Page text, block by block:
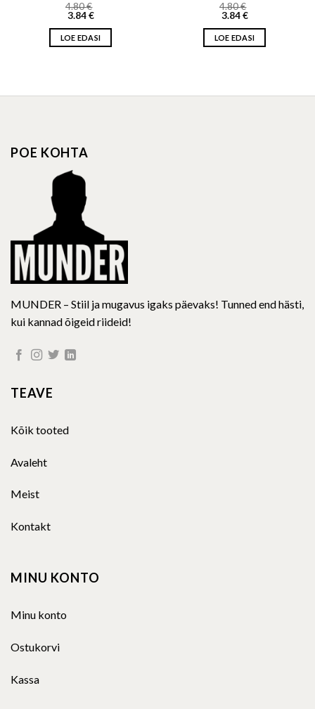
4.80€
3.84€
LOE EDASI
4.80€
3.84€
LOE EDASI
POE KOHTA
MUNDER – Stiil ja mugavus igaks päevaks! Tunned end hästi,
kui kannad õigeid riideid!
TEAVE
Kõik tooted
Avaleht
Meist
Kontakt
MINU KONTO
Minu konto
Ostukorvi
Kassa